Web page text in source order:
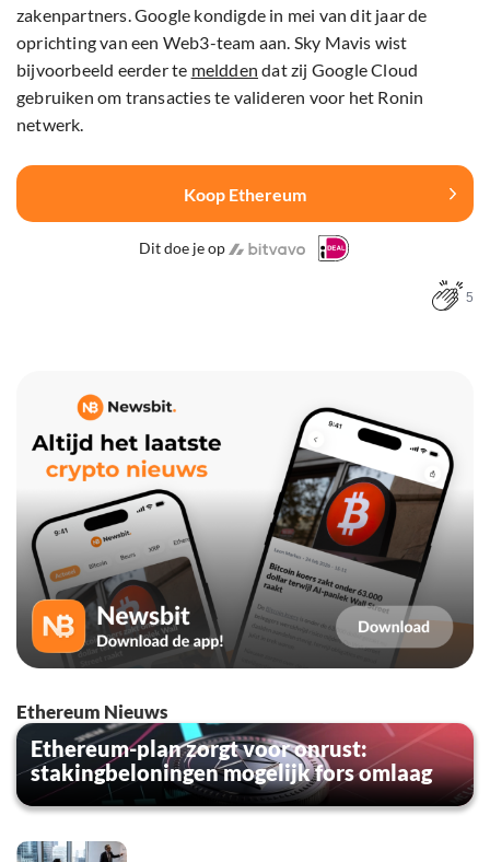
zakenpartners. Google kondigde in mei van dit jaar de
oprichting van een Web3-team aan. Sky Mavis wist
bijvoorbeeld eerder te meldden dat zij Google Cloud
gebruiken om transacties te valideren voor het Ronin
netwerk.
Koop Ethereum
Dit doe je op
5
Ethereum Nieuws
Ethereum-plan zorgt voor onrust:
stakingbeloningen mogelijk fors omlaag